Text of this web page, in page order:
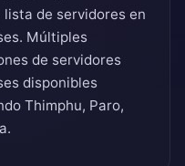
lista de servidores en
. Múltiples
de servidores
disponibles
Thimphu, Paro,